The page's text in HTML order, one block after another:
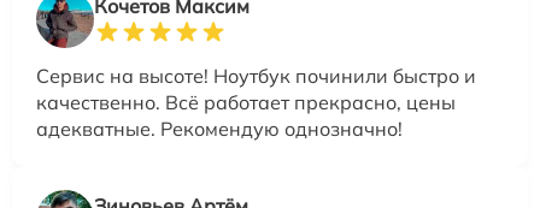
Кочетов Максим
Сервис на высоте! Ноутбук починили быстро и
качественно. Всё работает прекрасно, цены
адекватные. Рекомендую однозначно!